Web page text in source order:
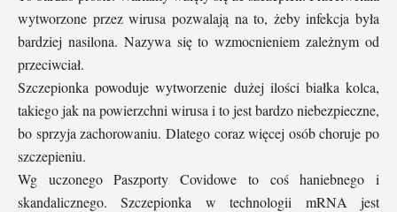
wytworzone przez wirusa pozwalają na to, żeby infekcja była
bardziej nasilona. Nazywa się to wzmocnieniem zależnym od
przeciwciał.
Szczepionka powoduje wytworzenie dużej ilości białka kolca,
takiego jak na powierzchni wirusa i to jest bardzo niebezpieczne,
bo sprzyja zachorowaniu. Dlatego coraz więcej osób choruje po
szczepieniu.
Wg uczonego Paszporty Covidowe to coś haniebnego i
skandalicznego. Szczepionka w technologii mRNA jest